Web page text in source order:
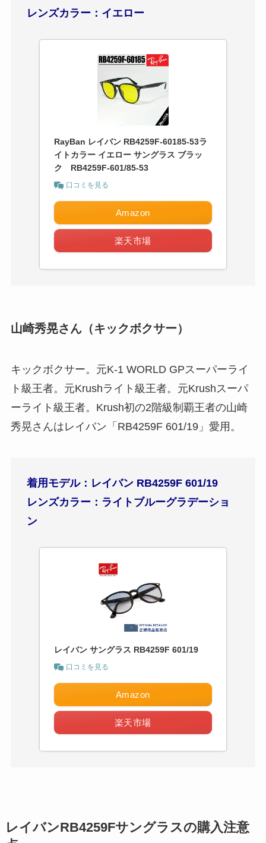
レンズカラー：イエロー
RayBan レイバン RB4259F-60185-53ラ
イトカラー イエロー サングラス ブラッ
ク RB4259F-601/85-53
口コミを見る
Amazon
楽天市場
山崎秀晃さん（キックボクサー）
キックボクサー。元K-1 WORLD GPスーパーライ
ト級王者。元Krushライト級王者。元Krushスーパ
ーライト級王者。Krush初の2階級制覇王者の山崎
秀晃さんはレイバン「RB4259F 601/19」愛用。
着用モデル：レイバン RB4259F 601/19
レンズカラー：ライトブルーグラデーショ
ン
レイバン サングラス RB4259F 601/19
口コミを見る
Amazon
楽天市場
レイバンRB4259Fサングラスの購入注意